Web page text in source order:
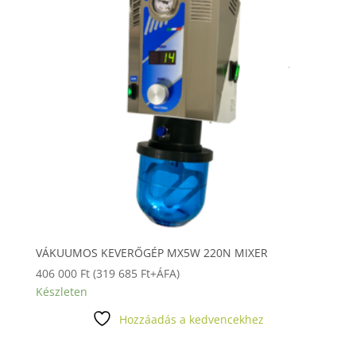
VÁKUUMOS KEVERŐGÉP MX5W 220N MIXER
406 000 Ft (319 685 Ft+ÁFA)
Készleten
Hozzáadás a kedvencekhez